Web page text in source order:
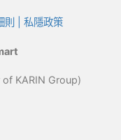
則 私隱政策
KARIN Group)